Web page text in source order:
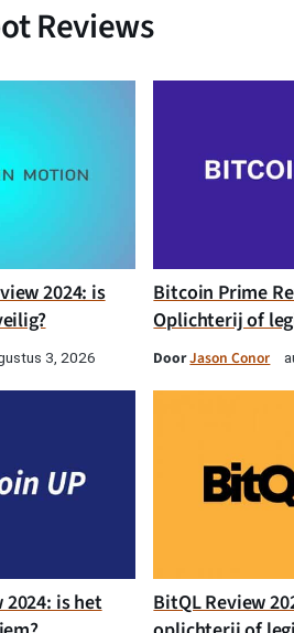
Reviews
2024: is
3, 2026
Bitcoin Prime
Oplichterij of
DoorJason Conor
is het
BitQL Review